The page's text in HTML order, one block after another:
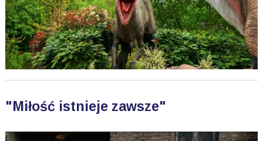
"Miłość istnieje zawsze"